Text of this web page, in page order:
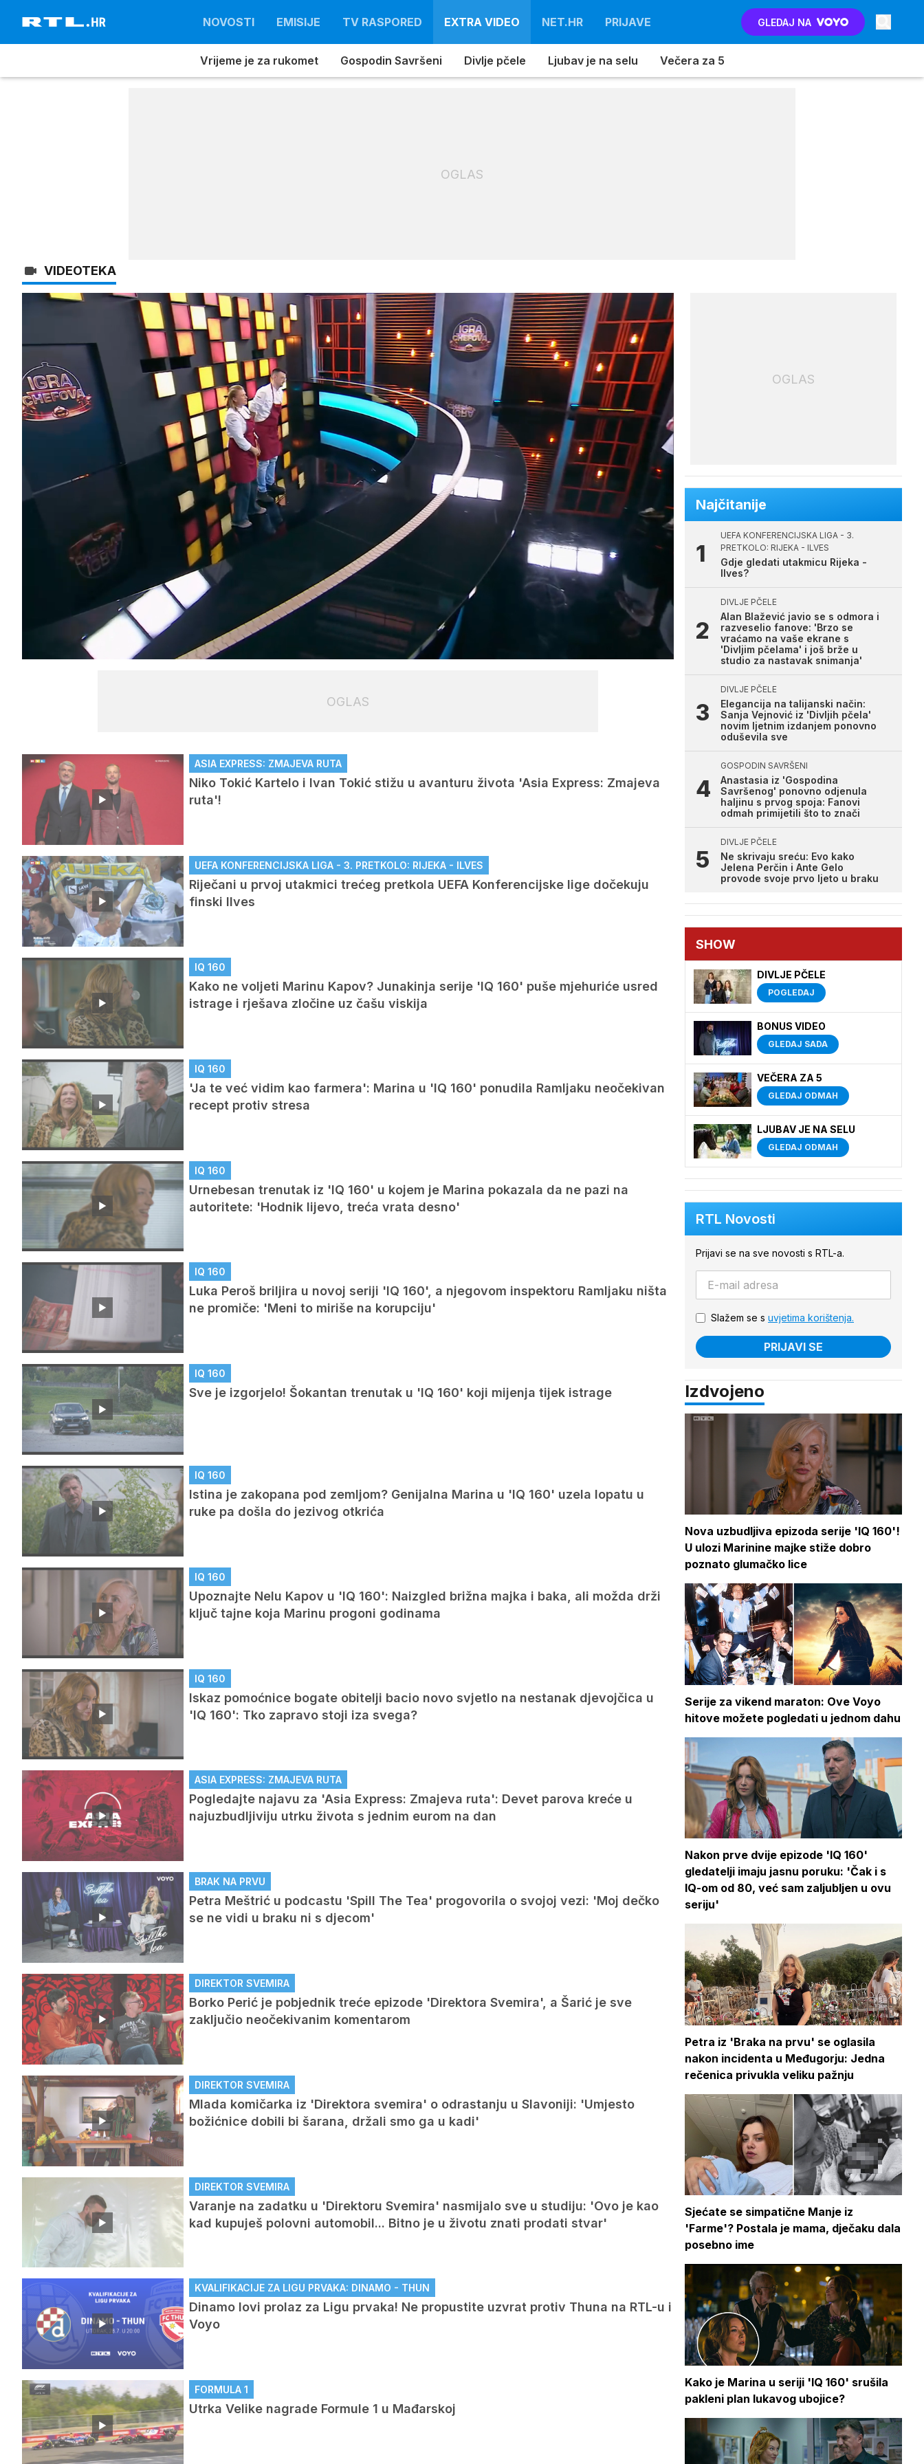
NOVOSTI EMISIJE TV RASPORED EXTRA VIDEO NET.HR PRIJAVE GLEDAJ NA
Vrijeme je za rukomet Gospodin Savršeni Divlje pčele Ljubav je na selu Večera za 5
OGLAS
VIDEOTEKA
zvuk
100.00%
OGLAS
ASIA EXPRESS: ZMAJEVA RUTA
Niko Tokić Kartelo i Ivan Tokić stižu u avanturu života 'Asia Express: Zmajeva
ruta'!
UEFA KONFERENCIJSKA LIGA - 3. PRETKOLO: RIJEKA - ILVES
Riječani u prvoj utakmici trećeg pretkola UEFA Konferencijske lige dočekuju
finski Ilves
IQ 160
Kako ne voljeti Marinu Kapov? Junakinja serije 'IQ 160' puše mjehuriće usred
istrage i rješava zločine uz čašu viskija
IQ 160
'Ja te već vidim kao farmera': Marina u 'IQ 160' ponudila Ramljaku neočekivan
recept protiv stresa
IQ 160
Urnebesan trenutak iz 'IQ 160' u kojem je Marina pokazala da ne pazi na
autoritete: 'Hodnik lijevo, treća vrata desno'
IQ 160
Luka Peroš briljira u novoj seriji 'IQ 160', a njegovom inspektoru Ramljaku ništa
ne promiče: 'Meni to miriše na korupciju'
IQ 160
Sve je izgorjelo! Šokantan trenutak u 'IQ 160' koji mijenja tijek istrage
IQ 160
Istina je zakopana pod zemljom? Genijalna Marina u 'IQ 160' uzela lopatu u
ruke pa došla do jezivog otkrića
IQ 160
Upoznajte Nelu Kapov u 'IQ 160': Naizgled brižna majka i baka, ali možda drži
ključ tajne koja Marinu progoni godinama
IQ 160
Iskaz pomoćnice bogate obitelji bacio novo svjetlo na nestanak djevojčica u
'IQ 160': Tko zapravo stoji iza svega?
ASIA EXPRESS: ZMAJEVA RUTA
Pogledajte najavu za 'Asia Express: Zmajeva ruta': Devet parova kreće u
najuzbudljiviju utrku života s jednim eurom na dan
BRAK NA PRVU
Petra Meštrić u podcastu 'Spill The Tea' progovorila o svojoj vezi: 'Moj dečko
se ne vidi u braku ni s djecom'
DIREKTOR SVEMIRA
Borko Perić je pobjednik treće epizode 'Direktora Svemira', a Šarić je sve
zaključio neočekivanim komentarom
DIREKTOR SVEMIRA
Mlada komičarka iz 'Direktora svemira' o odrastanju u Slavoniji: 'Umjesto
božićnice dobili bi šarana, držali smo ga u kadi'
DIREKTOR SVEMIRA
Varanje na zadatku u 'Direktoru Svemira' nasmijalo sve u studiju: 'Ovo je kao
kad kupuješ polovni automobil... Bitno je u životu znati prodati stvar'
KVALIFIKACIJE ZA LIGU PRVAKA: DINAMO - THUN
Dinamo lovi prolaz za Ligu prvaka! Ne propustite uzvrat protiv Thuna na RTL-u i
Voyo
FORMULA 1
Utrka Velike nagrade Formule 1 u Mađarskoj
OGLAS
Najčitanije
UEFA KONFERENCIJSKA LIGA - 3.
PRETKOLO: RIJEKA - ILVES
Gdje gledati utakmicu Rijeka -
Ilves?
DIVLJE PČELE
Alan Blažević javio se s odmora i
razveselio fanove: 'Brzo se
vraćamo na vaše ekrane s
'Divljim pčelama' i još brže u
studio za nastavak snimanja'
DIVLJE PČELE
Elegancija na talijanski način:
Sanja Vejnović iz 'Divljih pčela'
novim ljetnim izdanjem ponovno
oduševila sve
GOSPODIN SAVRŠENI
Anastasia iz 'Gospodina
Savršenog' ponovno odjenula
haljinu s prvog spoja: Fanovi
odmah primijetili što to znači
DIVLJE PČELE
Ne skrivaju sreću: Evo kako
Jelena Perčin i Ante Gelo
provode svoje prvo ljeto u braku
SHOW
DIVLJE PČELE
POGLEDAJ
BONUS VIDEO
GLEDAJ SADA
VEČERA ZA 5
GLEDAJ ODMAH
LJUBAV JE NA SELU
GLEDAJ ODMAH
RTL Novosti
Prijavi se na sve novosti s RTL-a.
Slažem se s uvjetima korištenja.
PRIJAVI SE
Izdvojeno
Nova uzbudljiva epizoda serije 'IQ 160'!
U ulozi Marinine majke stiže dobro
poznato glumačko lice
Serije za vikend maraton: Ove Voyo
hitove možete pogledati u jednom dahu
Nakon prve dvije epizode 'IQ 160'
gledatelji imaju jasnu poruku: 'Čak i s
IQ-om od 80, već sam zaljubljen u ovu
seriju'
Petra iz 'Braka na prvu' se oglasila
nakon incidenta u Međugorju: Jedna
rečenica privukla veliku pažnju
Sjećate se simpatične Manje iz
'Farme'? Postala je mama, dječaku dala
posebno ime
Kako je Marina u seriji 'IQ 160' srušila
pakleni plan lukavog ubojice?